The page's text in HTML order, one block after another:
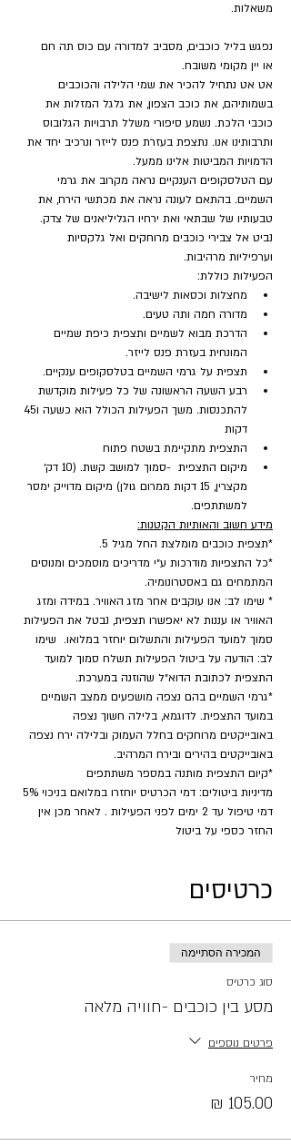
משאלות.
נפגש בליל כוכבים, מסביב למדורה עם כוס תה חם
או יין מקומי משובח.
אט אט נתחיל להכיר את שמי הלילה והכוכבים
בשמותיהם, את כוכב הצפון, את גלגל המזלות את
כוכבי הלכת. נשמע סיפורי משלל תרבויות הגלובוס
ותרבותינו אנו. נתצפת בעזרת פנס לייזר ונרכיב יחד את
הדמויות המביטות אלינו ממעל.
עם הטלסקופים הענקיים נראה מקרוב את גרמי
השמיים. בהתאם לעונה נראה את מכתשי הירח, את
טבעותיו של שבתאי ואת ירחיו הגליליאנים של צדק.
נביט אל צבירי כוכבים מרוחקים ואל גלקסיות
וערפיליות מרהיבות.
הפעילות כוללת:
מחצלות וכסאות לישיבה.
מדורה חמה ותה טעים.
הדרכת מבוא לשמיים ותצפית כיפת שמיים
המונחית בעזרת פנס לייזר.
תצפית על גרמי השמיים בטלסקופים ענקיים.
רבע השעה הראשונה של כל פעילות מוקדשת
דקות
התצפית מתקיימת בשטח פתוח
מיקום התצפית  -סמוך למושב קשת. (10 דק׳
מקצרין, 15 דקות ממרום גולן) מיקום מדוייק ימסר
למשתתפים.
מידע חשוב והאותיות הקטנות:
*תצפית כוכבים מומלצת החל מגיל 5.
*כל התצפיות מודרכות ע״י מדריכים מוסמכים ומנוסים
המתמחים גם באסטרונומיה.
* שימו לב: אנו עוקבים אחר מזג האוויר. במידה ומזג
האוויר או עננות לא יאפשרו תצפית, נבטל את הפעילות
סמוך למועד הפעילות והתשלום יוחזר במלואו.  שימו
לב: הודעה על ביטול הפעילות תשלח סמוך למועד
התצפית לכתובת הדוא״ל שהוזנה במערכת.
*גרמי השמיים בהם נצפה מושפעים ממצב השמיים
במועד התצפית. לדוגמא, בלילה חשוך נצפה
באובייקטים מרוחקים בחלל העמוק ובלילה ירח נצפה
באובייקטים בהירים ובירח המרהיב.
​*קיום התצפית מותנה במספר משתתפים
דמי טיפול עד 2 ימים לפני הפעילות . לאחר מכן אין
החזר כספי על ביטול
כרטיסים
המכירה הסתיימה
סוג כרטיס
מסע בין כוכבים -חוויה מלאה
פרטים נוספים
מחיר